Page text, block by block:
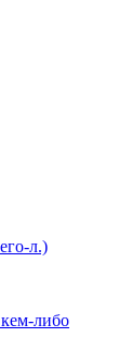
л.)
кем-либо